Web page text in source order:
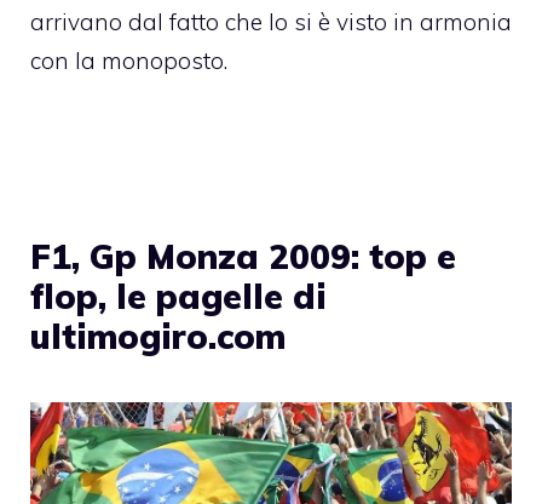
arrivano dal fatto che lo si è visto in armonia
con la monoposto.
F1, Gp Monza 2009: top e
flop, le pagelle di
ultimogiro.com